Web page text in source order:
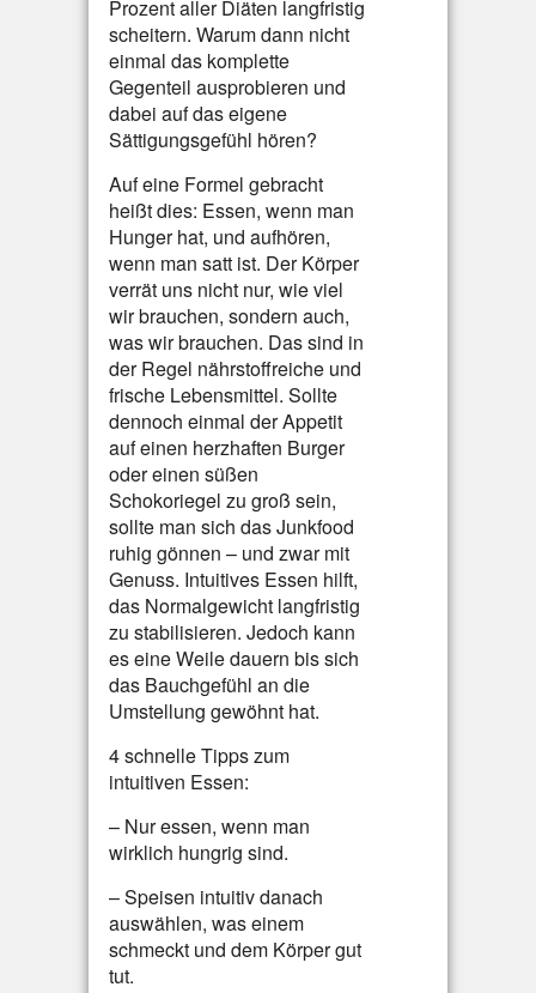
Prozent aller Diäten langfristig
scheitern. Warum dann nicht
einmal das komplette
Gegenteil ausprobieren und
dabei auf das eigene
Sättigungsgefühl hören?
Auf eine Formel gebracht
heißt dies: Essen, wenn man
Hunger hat, und aufhören,
wenn man satt ist. Der Körper
verrät uns nicht nur, wie viel
wir brauchen, sondern auch,
was wir brauchen. Das sind in
der Regel nährstoffreiche und
frische Lebensmittel. Sollte
dennoch einmal der Appetit
auf einen herzhaften Burger
oder einen süßen
Schokoriegel zu groß sein,
sollte man sich das Junkfood
ruhig gönnen – und zwar mit
Genuss. Intuitives Essen hilft,
das Normalgewicht langfristig
zu stabilisieren. Jedoch kann
es eine Weile dauern bis sich
das Bauchgefühl an die
Umstellung gewöhnt hat.
4 schnelle Tipps zum
intuitiven Essen:
– Nur essen, wenn man
wirklich hungrig sind.
– Speisen intuitiv danach
auswählen, was einem
schmeckt und dem Körper gut
tut.